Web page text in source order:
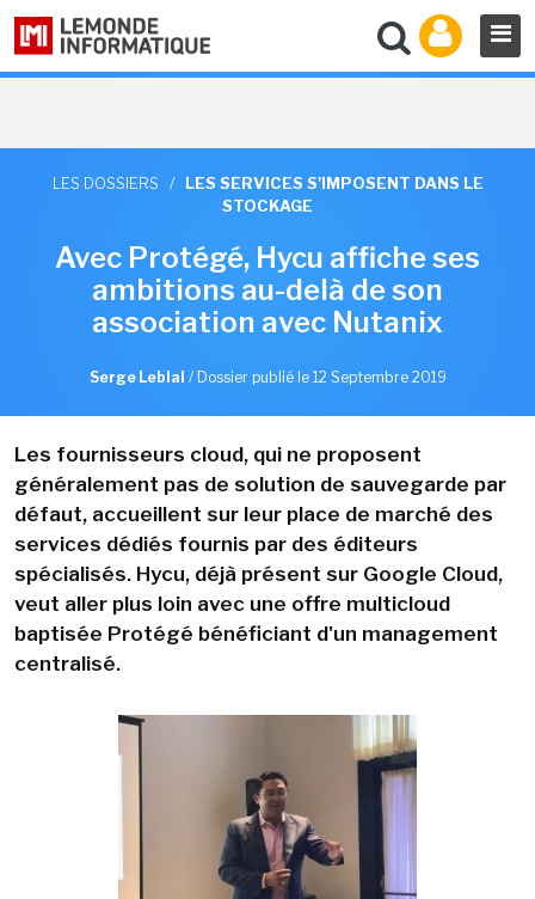
LES DOSSIERS /
LES SERVICES S'IMPOSENT DANS LE
STOCKAGE
Avec Protégé, Hycu affiche ses
ambitions au-delà de son
association avec Nutanix
Serge Leblal / Dossier publié le 12 Septembre 2019
Les fournisseurs cloud, qui ne proposent
généralement pas de solution de sauvegarde par
défaut, accueillent sur leur place de marché des
services dédiés fournis par des éditeurs
spécialisés. Hycu, déjà présent sur Google Cloud,
veut aller plus loin avec une offre multicloud
baptisée Protégé bénéficiant d'un management
centralisé.